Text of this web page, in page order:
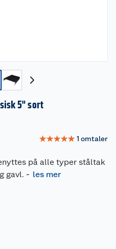
5" sort
☆☆☆☆☆ 1 omtaler
på alle typer ståltak
gavl. - les mer